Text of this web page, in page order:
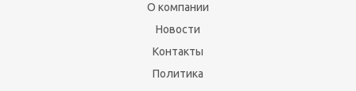
О компании
Новости
Контакты
Политика